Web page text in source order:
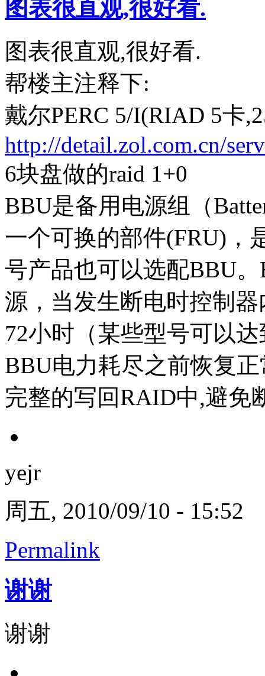
图表很直观,很好看.
图表很直观,很好看.
帮楼主注释下:
戴尔PERC 5/I(RIAD 5卡
http://detail.zol.com.cn/
6块盘做的raid 1+0
BBU是备用电源组（
一个可换的部件(FRU)，
号产品也可以选配BBU
源，当发生断电时控制
72小时（某些型号可以
BBU电力耗尽之前恢复
完整的写回RAID中,避免
yejr
周五, 2010/09/10 - 15:52
Permalink
谢谢
谢谢